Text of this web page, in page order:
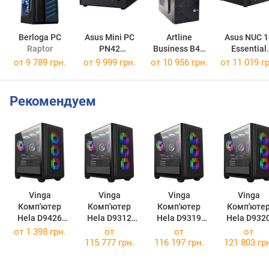
Berloga PC
Raptor
Asus Mini PC
PN42
PN42-BBN100MV
Artline
Business B41
B41v03
Asus NUC
Essential
от 9 789 грн. от 9 999 грн. от 10 956 грн. от 11 019
Рекомендуем
Vinga
Комп'ютер
Hela D9426
R9M32G5080W
Vinga
Комп'ютер
Hela D9312
R7M32G5070W
P.D9312
Vinga
Комп'ютер
Hela D9319
R7M32G5070.D
9319
Vinga
Hela
H.D9320
от 1 398 грн.
от
115 777 грн.
от
116 197 грн.
от
121 803